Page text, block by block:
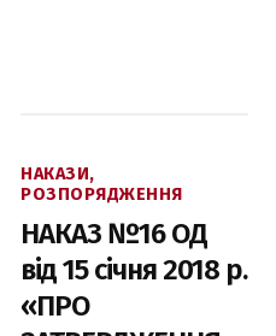
НАКАЗИ,
РОЗПОРЯДЖЕННЯ
НАКАЗ №16 ОД
від 15 січня 2018 р.
«ПРО